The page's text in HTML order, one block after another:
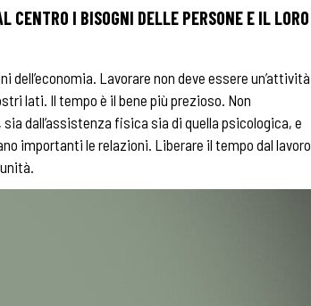
CENTRO I BISOGNI DELLE PERSONE E IL LORO
Lavorare non deve essere un’attività
lati. Il tempo è il bene più prezioso. Non
dall’assistenza fisica sia di quella psicologica, e
importanti le relazioni. Liberare il tempo dal lavoro